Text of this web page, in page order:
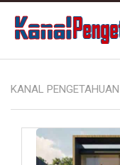
KANAL